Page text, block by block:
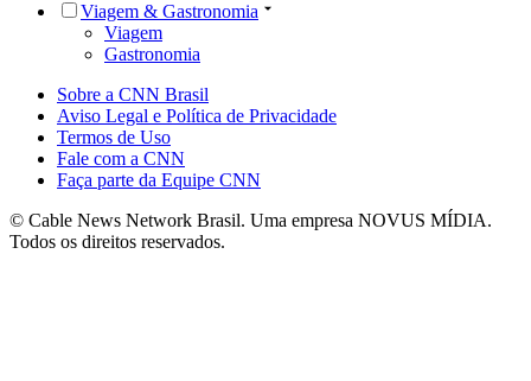
Viagem & Gastronomia
Viagem
Gastronomia
Sobre a CNN Brasil
Aviso Legal e Política de Privacidade
Termos de Uso
Fale com a CNN
Faça parte da Equipe CNN
© Cable News Network Brasil. Uma empresa NOVUS MÍDIA.
Todos os direitos reservados.